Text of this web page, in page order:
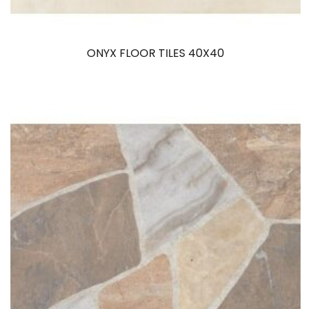
ONYX FLOOR TILES 40X40